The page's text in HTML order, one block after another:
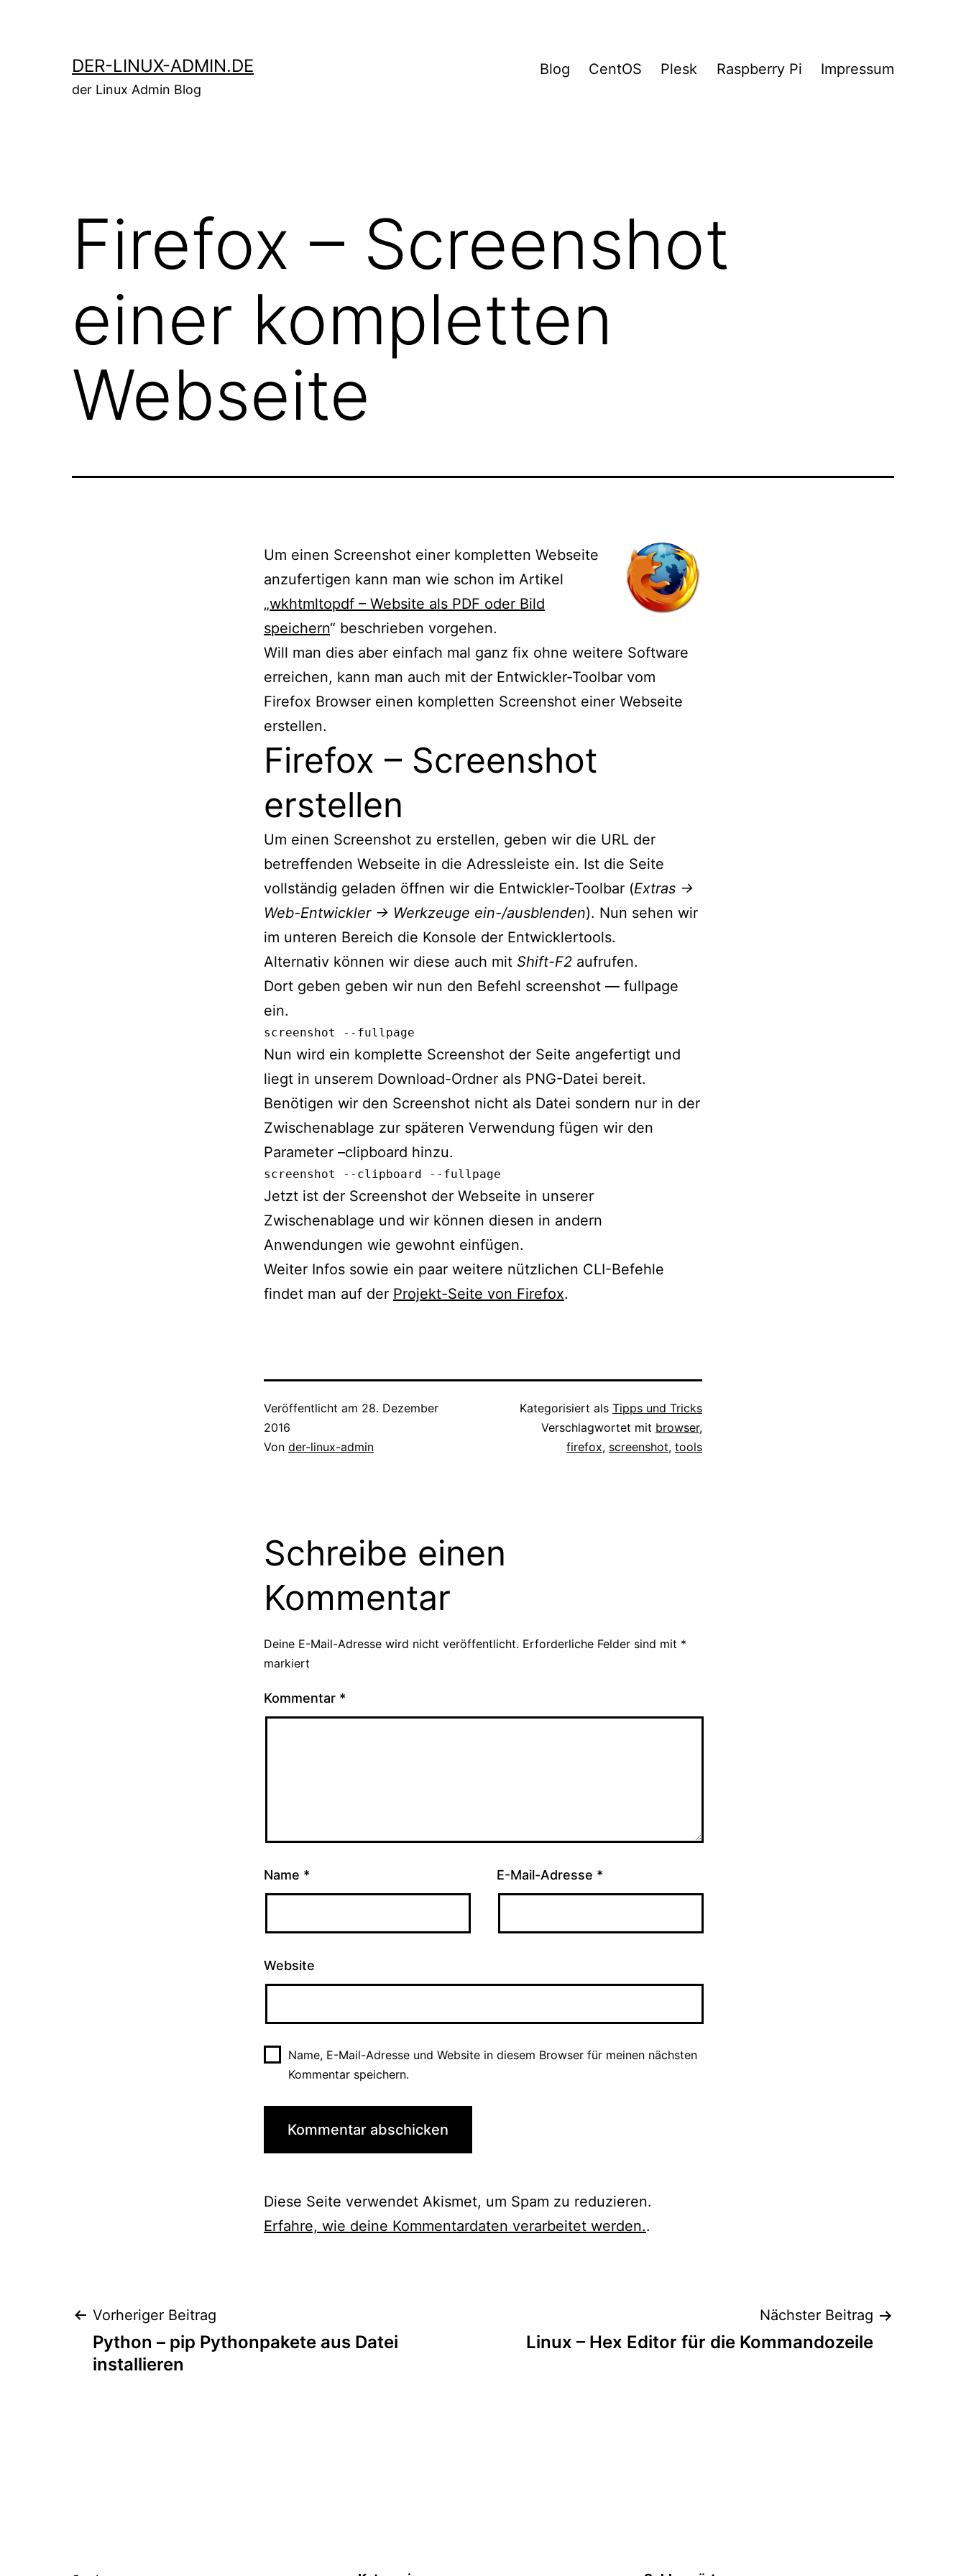
DER-LINUX-ADMIN.DE
der Linux Admin Blog
Blog CentOS Plesk Raspberry Pi Impressum
Firefox – Screenshot
einer kompletten
Webseite
Um einen Screenshot einer kompletten Webseite
anzufertigen kann man wie schon im Artikel
„wkhtmltopdf – Website als PDF oder Bild
speichern“ beschrieben vorgehen.
Will man dies aber einfach mal ganz fix ohne weitere Software
erreichen, kann man auch mit der Entwickler-Toolbar vom
Firefox Browser einen kompletten Screenshot einer Webseite
erstellen.
Firefox – Screenshot
erstellen
Um einen Screenshot zu erstellen, geben wir die URL der
betreffenden Webseite in die Adressleiste ein. Ist die Seite
vollständig geladen öffnen wir die Entwickler-Toolbar (Extras ->
Web-Entwickler -> Werkzeuge ein-/ausblenden). Nun sehen wir
im unteren Bereich die Konsole der Entwicklertools.
Alternativ können wir diese auch mit Shift-F2 aufrufen.
Dort geben geben wir nun den Befehl screenshot — fullpage
ein.
screenshot --fullpage
Nun wird ein komplette Screenshot der Seite angefertigt und
liegt in unserem Download-Ordner als PNG-Datei bereit.
Benötigen wir den Screenshot nicht als Datei sondern nur in der
Zwischenablage zur späteren Verwendung fügen wir den
Parameter –clipboard hinzu.
screenshot --clipboard --fullpage
Jetzt ist der Screenshot der Webseite in unserer
Zwischenablage und wir können diesen in andern
Anwendungen wie gewohnt einfügen.
Weiter Infos sowie ein paar weitere nützlichen CLI-Befehle
findet man auf der Projekt-Seite von Firefox.
Veröffentlicht am 28. Dezember
2016
Von der-linux-admin
Kategorisiert als Tipps und Tricks
Verschlagwortet mit browser,
firefox, screenshot, tools
Schreibe einen
Kommentar
Deine E-Mail-Adresse wird nicht veröffentlicht. Erforderliche Felder sind mit *
markiert
Kommentar *
Name * E-Mail-Adresse *
Website
Name, E-Mail-Adresse und Website in diesem Browser für meinen nächsten
Kommentar speichern.
Diese Seite verwendet Akismet, um Spam zu reduzieren.
Erfahre, wie deine Kommentardaten verarbeitet werden..
Beitragsnavigation
Vorheriger Beitrag
Python – pip Pythonpakete aus Datei
installieren
Nächster Beitrag
Linux – Hex Editor für die Kommandozeile